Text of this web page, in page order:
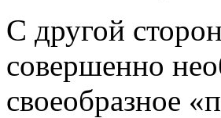
С другой
совершенно
своеобразное